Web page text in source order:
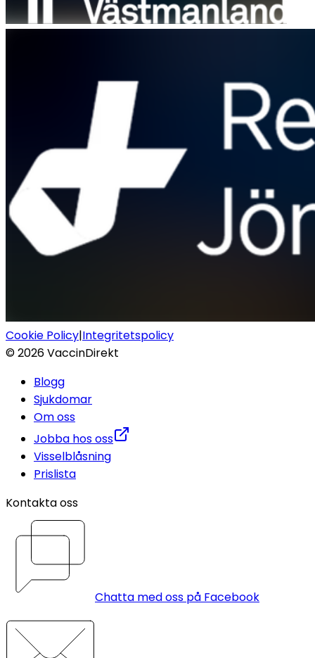
Cookie Policy|Integritetspolicy
©2026VaccinDirekt
Blogg
Sjukdomar
Om oss
Jobba hos oss
Visselblåsning
Prislista
Kontakta oss
Chatta med oss på Facebook